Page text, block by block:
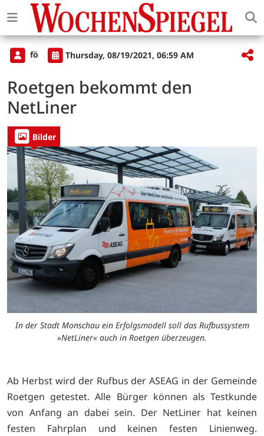
fö Thursday, 08/19/2021, 06:59 AM
Roetgen bekommt den
NetLiner
Bilder
In der Stadt Monschau ein Erfolgsmodell soll das Rufbussystem
»NetLiner« auch in Roetgen überzeugen.
Ab Herbst wird der Rufbus der ASEAG in der Gemeinde
Roetgen getestet. Alle Bürger können als Testkunde
von Anfang an dabei sein. Der NetLiner hat keinen
festen Fahrplan und keinen festen Linienweg.